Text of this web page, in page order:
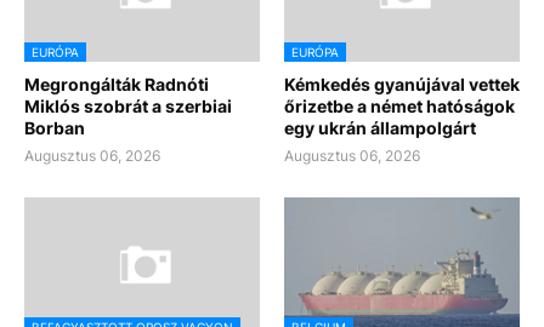
EURÓPA
Megrongálták Radnóti
Miklós szobrát a szerbiai
Borban
Augusztus 06, 2026
EURÓPA
Kémkedés gyanújával vettek
őrizetbe a német hatóságok
egy ukrán állampolgárt
Augusztus 06, 2026